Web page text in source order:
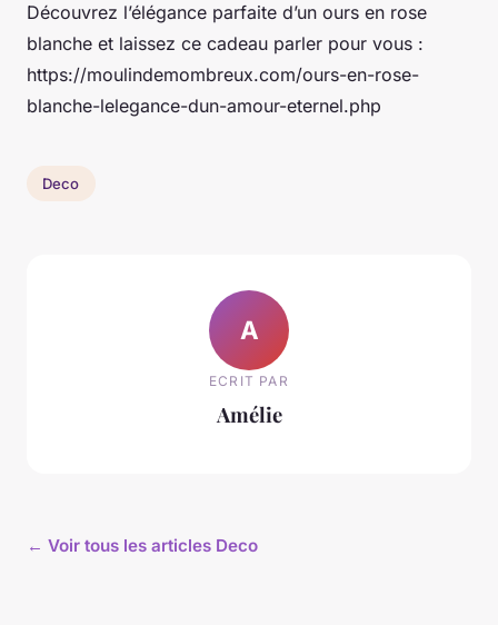
Découvrez l’élégance parfaite d’un ours en rose
blanche et laissez ce cadeau parler pour vous :
https://moulindemombreux.com/ours-en-rose-
blanche-lelegance-dun-amour-eternel.php
Deco
A
ECRIT PAR
Amélie
← Voir tous les articles Deco